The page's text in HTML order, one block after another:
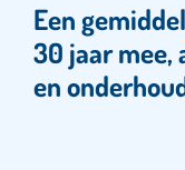
Een
30 jaar
en